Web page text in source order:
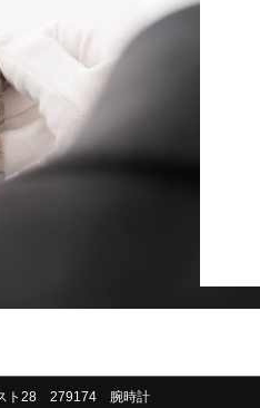
ト28 279174 腕時計